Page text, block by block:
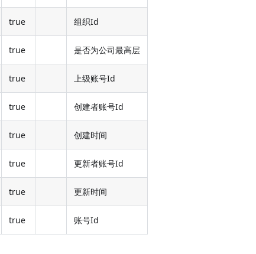
true 组织Id
true 是否为公司最高层
true 上级账号Id
true 创建者账号Id
true 创建时间
true 更新者账号Id
true 更新时间
true 账号Id